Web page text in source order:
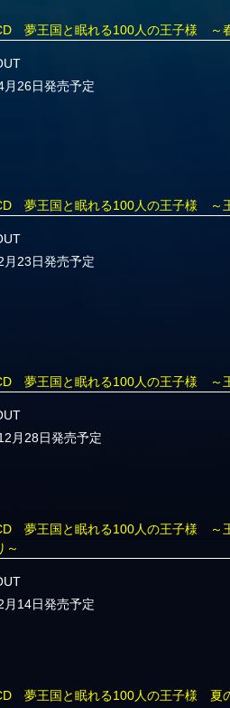
夢王国と眠れる100人の王子様 ～
月26日発売予定
夢王国と眠れる100人の王子様 ～
月23日発売予定
夢王国と眠れる100人の王子様 ～
月28日発売予定
夢王国と眠れる100人の王子様 ～
～
月14日発売予定
夢王国と眠れる100人の王子様 夏